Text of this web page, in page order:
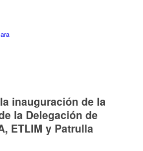
inauguración de la
la Delegación de
ETLIM y Patrulla